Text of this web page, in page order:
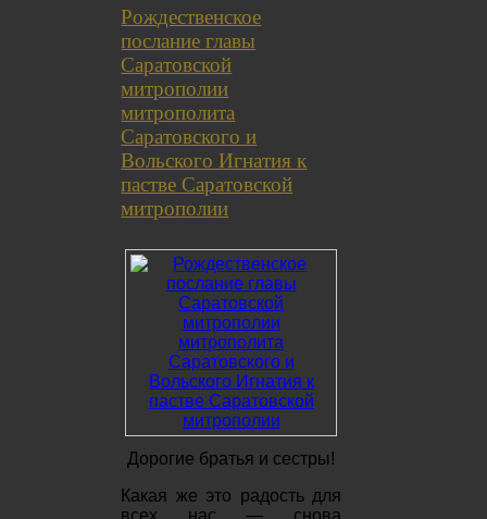
Рождественское
послание главы
Саратовской
митрополии
митрополита
Саратовского и
Вольского Игнатия к
пастве Саратовской
митрополии
Дорогие братья и сестры!
Какая же это радость для
всех нас — снова